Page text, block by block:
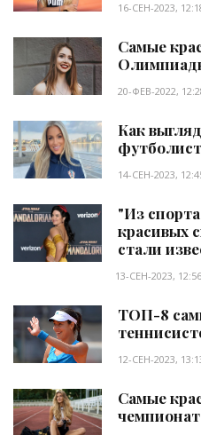
16-СЕН-2023,
Самые
20-ФЕВ-2022,
Как
14-СЕН-2023,
"Из
красивых
стали
13-СЕН-2023, 12:56
ТОП-8
12-СЕН-2023,
Самые